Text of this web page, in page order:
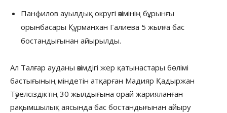
Панфилов ауылдық округі әкімінің бұрынғы
орынбасары Құрманхан Галиева 5 жылға бас
бостандығынан айырылды.
Ал Талғар ауданы әкімдігі жер қатынастары бөлімі
бастығының міндетін атқарған Мадияр Қадыржан
Тәуелсіздіктің 30 жылдығына орай жарияланған
рақымшылық аясында бас бостандығынан айыру